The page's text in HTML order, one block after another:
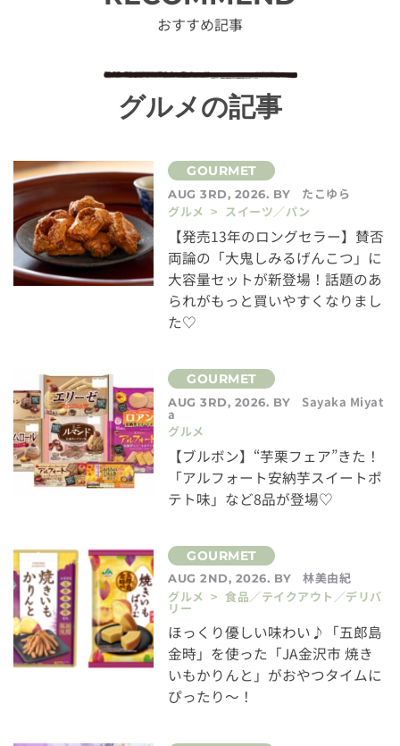
おすすめ記事
グルメの記事
AUG 3RD, 2026. BY
たこゆら
グルメ > スイーツ／パン
【発売13年のロングセラー】賛否
両論の「大鬼しみるげんこつ」に
大容量セットが新登場！話題のあ
られがもっと買いやすくなりまし
た♡
AUG 3RD, 2026. BY Sayaka Miyat
a
グルメ
【ブルボン】“芋栗フェア”きた！
「アルフォート安納芋スイートポ
テト味」など8品が登場♡
AUG 2ND, 2026. BY
林美由紀
グルメ > 食品／テイクアウト／デリバ
リー
ほっくり優しい味わい♪「五郎島
金時」を使った「JA金沢市 焼き
いもかりんと」がおやつタイムに
ぴったり～！